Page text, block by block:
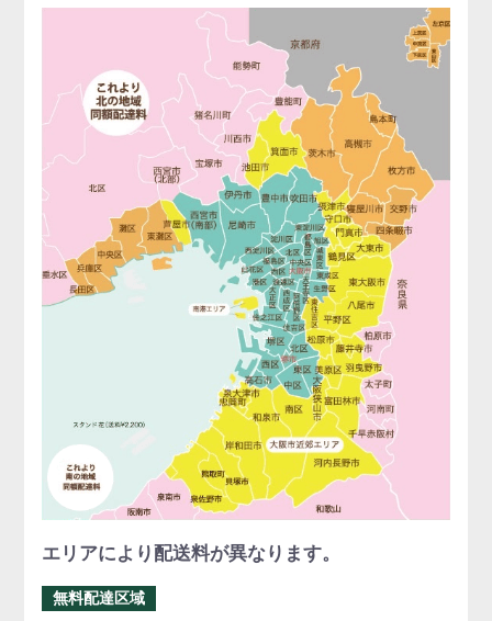
エリアにより配送料が異なります。
無料配達区域